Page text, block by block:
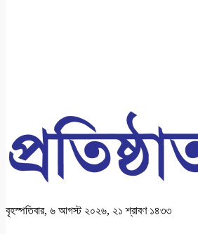
বৃহস্পতিবার, ৬ আগস্ট ২০২৬, ২১ শ্রাবণ ১৪৩৩